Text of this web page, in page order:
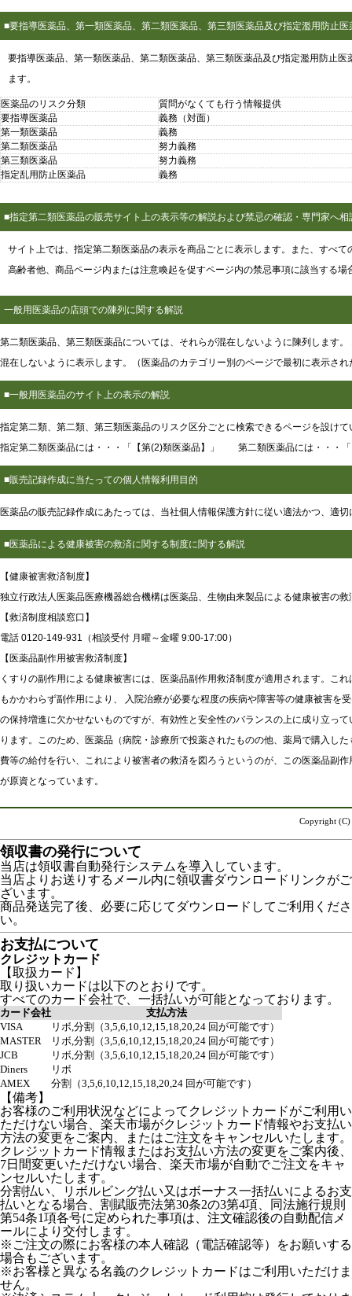
■要指導医薬品、第一類医薬品、第二類医薬品、第三類医薬品及び指定濫用防止
要指導医薬品、第一類医薬品、第二類医薬品、第三類医薬品及び指定濫用防止
ます。
医薬品のリスク分類
質問がなくても行う情報提供
要指導医薬品
義務（対面）
第一類医薬品
義務
第二類医薬品
努力義務
第三類医薬品
努力義務
指定乱用防止医薬品
義務
■指定第二類医薬品の販売サイト上の表示等の解説および禁忌の確認・専門家へ相
サイト上では、指定第二類医薬品の表示を商品ごとに表示します。また、すべ
高齢者他、商品ページ内または注意喚起を促すページ内の禁忌事項に該当する
一般用医薬品の店頭での陳列に関する解説
第二類医薬品、第三類医薬品については、それらが混在しないように陳列します
混在しないように表示します。（医薬品のカテゴリー別のページで最初に表示さ
■一般用医薬品のサイト上の表示の解説
指定第二類、第二類、第三類医薬品のリスク区分ごとに検索できるページを設け
指定第二類医薬品には・・・「【第(2)類医薬品】」 第二類医薬品には・・・
■販売記録作成に当たっての個人情報利用目的
医薬品の販売記録作成にあたっては、当社個人情報保護方針に従い適法かつ、適
■医薬品による健康被害の救済に関する制度に関する解説
【健康被害救済制度】
独立行政法人医薬品医療機器総合機構は医薬品、生物由来製品による健康被害の
【救済制度相談窓口】
電話 0120-149-931（相談受付 月曜～金曜 9:00-17:00）
【医薬品副作用被害救済制度】
くすりの副作用による健康被害には、医薬品副作用救済制度が適用されます。こ
もかかわらず副作用により、 入院治療が必要な程度の疾病や障害等の健康被害
の保持増進に欠かせないものですが、有効性と安全性のバランスの上に成り立っ
ります。このため、医薬品（病院・診療所で投薬されたものの他、薬局で購入し
費等の給付を行い、これにより被害者の救済を図ろうというのが、この医薬品副
が原資となっています。
Copyright (C)
領収書の発行について
当店は領収書自動発行システムを導入しています。
当店よりお送りするメール内に領収書ダウンロードリンクがご
ざいます。
商品発送完了後、必要に応じてダウンロードしてご利用くださ
い。
お支払について
クレジットカード
【取扱カード】
取り扱いカードは以下のとおりです。
すべてのカード会社で、一括払いが可能となっております。
カード会社
支払方法
VISA
リボ,分割（3,5,6,10,12,15,18,20,24 回が可能です）
MASTER
リボ,分割（3,5,6,10,12,15,18,20,24 回が可能です）
JCB
リボ,分割（3,5,6,10,12,15,18,20,24 回が可能です）
Diners
リボ
AMEX
分割（3,5,6,10,12,15,18,20,24 回が可能です）
【備考】
お客様のご利用状況などによってクレジットカードがご利用い
ただけない場合、楽天市場がクレジットカード情報やお支払い
方法の変更をご案内、またはご注文をキャンセルいたします。
クレジットカード情報またはお支払い方法の変更をご案内後、
7日間変更いただけない場合、楽天市場が自動でご注文をキャ
ンセルいたします。
分割払い、リボルビング払い又はボーナス一括払いによるお支
払いとなる場合、割賦販売法第30条2の3第4項、同法施行規則
第54条1項各号に定められた事項は、注文確認後の自動配信メ
ールにより交付します。
※ご注文の際にお客様の本人確認（電話確認等）をお願いする
場合もございます。
※お客様と異なる名義のクレジットカードはご利用いただけま
せん。